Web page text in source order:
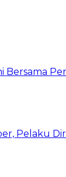
Bersama
Pelaku